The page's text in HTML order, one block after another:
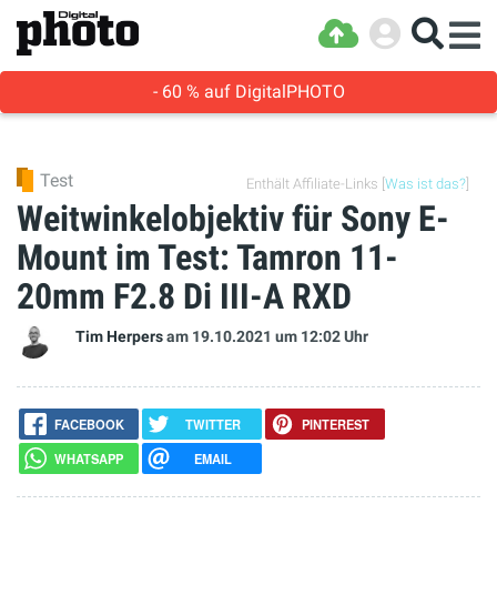
- 60 % auf DigitalPHOTO
Enthält Affiliate-Links [ Was ist das?
Test
Weitwinkelobjektiv für Sony E-
Mount im Test: Tamron 11-
20mm F2.8 Di III-A RXD
Tim Herpersam 19.10.2021 um 12:02 Uhr
FACEBOOK TWITTER
PINTEREST
WHATSAPP
EMAIL